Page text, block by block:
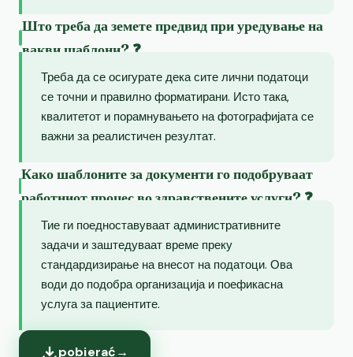
Што треба да земете предвид при уредување на
вакви шаблони? ❓
Треба да се осигурате дека сите лични податоци
се точни и правилно форматирани. Исто така,
квалитетот и порамнувањето на фотографијата се
важни за реалистичен резултат.
Како шаблоните за документи го подобруваат
работниот процес во здравствените услуги? ❓
Тие ги поедноставуваат административните
задачи и заштедуваат време преку
стандардизирање на внесот на податоци. Ова
води до подобра организација и поефикасна
услуга за пациентите.
pobierać→